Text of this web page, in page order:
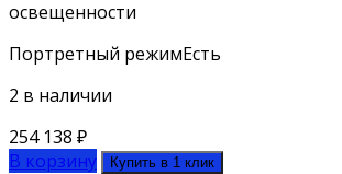
освещенности
Портретный режимЕсть
2 в наличии
254 138 ₽
В корзину
Купить в 1 клик